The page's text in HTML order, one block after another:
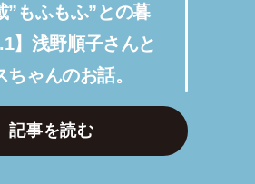
”もふもふ”との暮
】浅野順子さんと
ちゃんのお話。
記事を読む